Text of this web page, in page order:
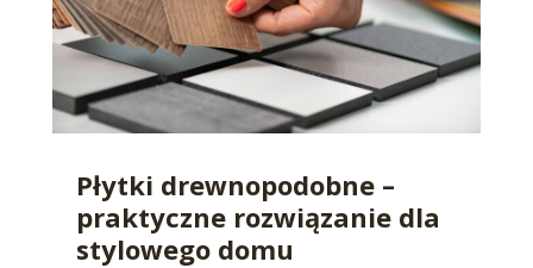
Płytki drewnopodobne –
praktyczne rozwiązanie dla
stylowego domu